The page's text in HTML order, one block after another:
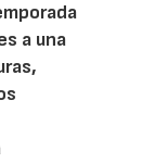
a una